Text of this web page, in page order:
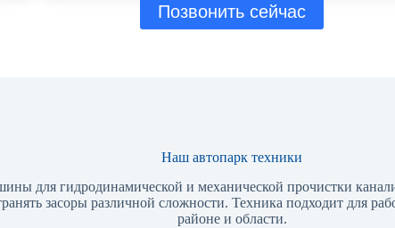
Позвонить сейчас
Наш автопарк техники
для гидродинамической и механической прочистки
засоры различной сложности. Техника подходит для
районе и области.